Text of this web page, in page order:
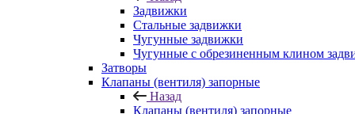
Задвижки
Стальные задвижки
Чугунные задвижки
Чугунные с обрезиненным клином
Затворы
Клапаны (вентиля) запорные
Назад
Клапаны (вентиля) запорные